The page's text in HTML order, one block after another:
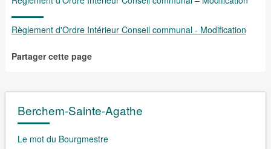
Règlement d'Ordre Intérieur Conseil communal - Modification
Partager cette page
Berchem-Sainte-Agathe
Le mot du Bourgmestre